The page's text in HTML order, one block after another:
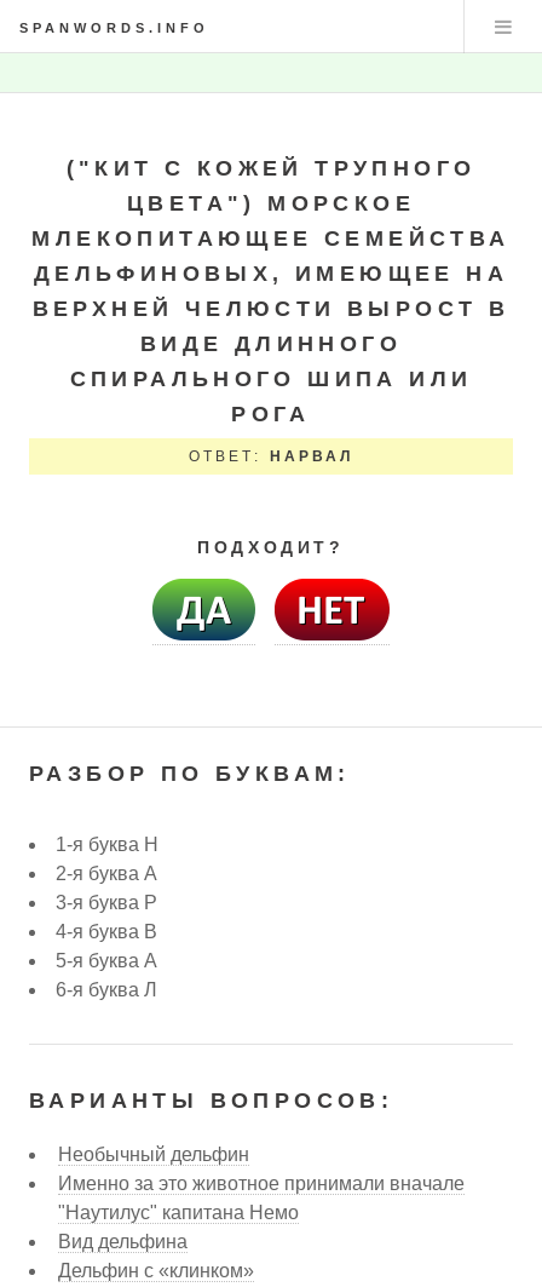
SPANWORDS.INFO
("КИТ С КОЖЕЙ ТРУПНОГО
ЦВЕТА") МОРСКОЕ
МЛЕКОПИТАЮЩЕЕ СЕМЕЙСТВА
ДЕЛЬФИНОВЫХ, ИМЕЮЩЕЕ НА
ВЕРХНЕЙ ЧЕЛЮСТИ ВЫРОСТ В
ВИДЕ ДЛИННОГО
СПИРАЛЬНОГО ШИПА ИЛИ
РОГА
ОТВЕТ: НАРВАЛ
ПОДХОДИТ?
РАЗБОР ПО БУКВАМ:
1-я буква Н
2-я буква А
3-я буква Р
4-я буква В
5-я буква А
6-я буква Л
ВАРИАНТЫ ВОПРОСОВ:
Необычный дельфин
Именно за это животное принимали вначале
"Наутилус" капитана Немо
Вид дельфина
Дельфин с «клинком»